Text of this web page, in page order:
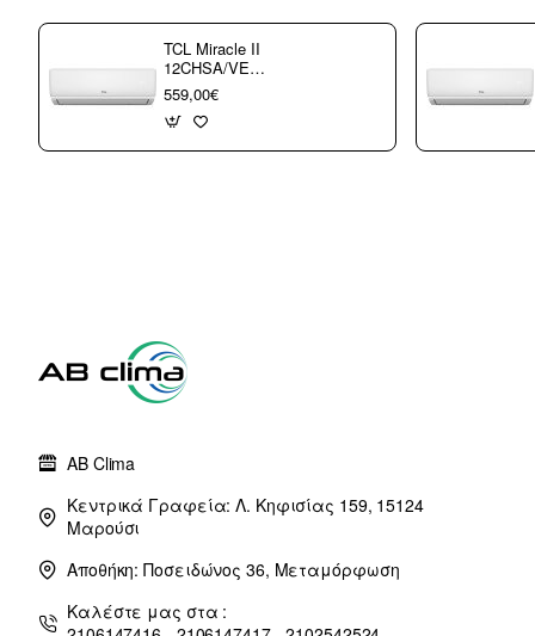
TCL Miracle II
12CHSA/VE
Κλιματιστικό
Τοίχου 12000 btu/h
με WiFi A++/A+++
559,00€
AB Clima
Κεντρικά Γραφεία: Λ. Κηφισίας 159, 15124
Μαρούσι
Αποθήκη: Ποσειδώνος 36, Μεταμόρφωση
Καλέστε μας στα :